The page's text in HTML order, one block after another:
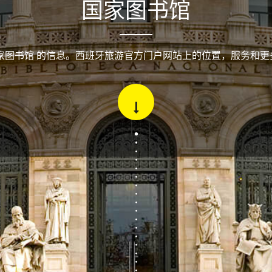
国家图书馆
图书馆 的信息。西班牙旅游官方门户网站上的位置，服务和